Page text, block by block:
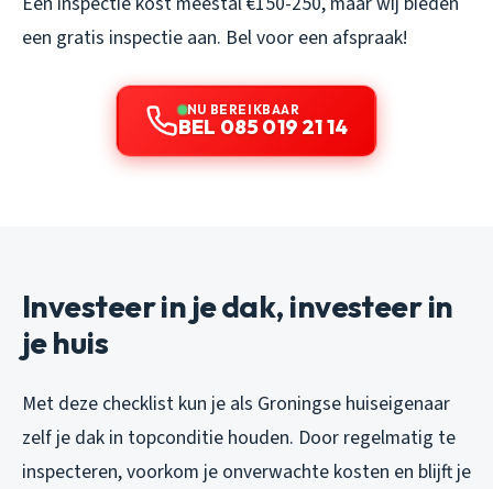
een gratis inspectie aan. Bel voor een afspraak!
NU BEREIKBAAR
BEL 085 019 21 14
Investeer in je dak, investeer in
je huis
Met deze checklist kun je als Groningse huiseigenaar
zelf je dak in topconditie houden. Door regelmatig te
inspecteren, voorkom je onverwachte kosten en blijft je